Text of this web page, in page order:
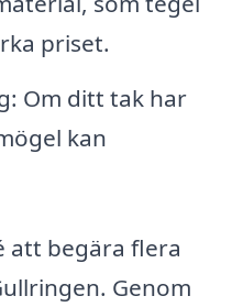
priset.
Om ditt tak har
kan
att begära flera
Genom